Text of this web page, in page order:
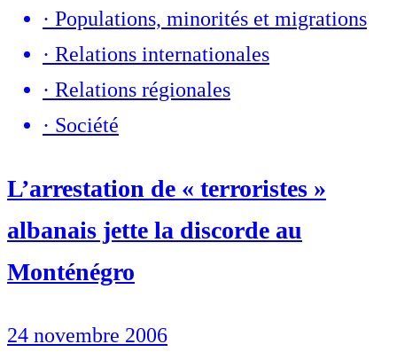
· Populations, minorités et migrations
· Relations internationales
· Relations régionales
· Société
L’arrestation de « terroristes »
albanais jette la discorde au
Monténégro
24 novembre 2006